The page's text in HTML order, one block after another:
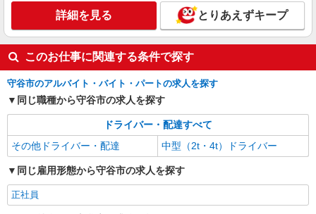
詳細を見る とりあえずキープ
このお仕事に関連する条件で探す
守谷市のアルバイト・バイト・パートの求人を探す
同じ職種から守谷市の求人を探す
ドライバー・配達すべて
その他ドライバー・配達
中型（2t・4t）ドライバー
同じ雇用形態から守谷市の求人を探す
正社員